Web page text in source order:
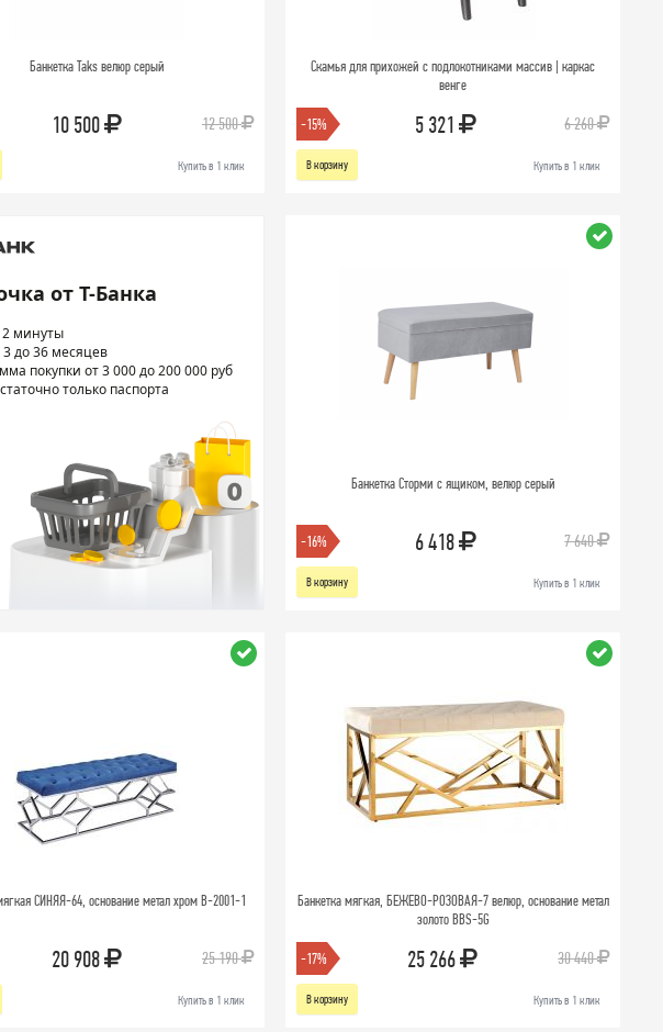
Банкетка Taks велюр серый
10 500 12 500
Купить в 1 клик
Скамья для прихожей с подлокотниками массив | каркас
венге
-15% 5 321 6 260
В корзину Купить в 1 клик
от Т-Банка
2 минуты
до 36 месяцев
покупки от 3 000 до 200 000 руб
только паспорта
Банкетка Сторми с ящиком, велюр серый
-16% 6 418 7 640
В корзину Купить в 1 клик
СИНЯЯ-64, основание метал хром B-2001-1
20 908 25 190
Купить в 1 клик
Банкетка мягкая, БЕЖЕВО-РОЗОВАЯ-7 велюр, основание метал
золото BBS-5G
-17% 25 266 30 440
В корзину Купить в 1 клик